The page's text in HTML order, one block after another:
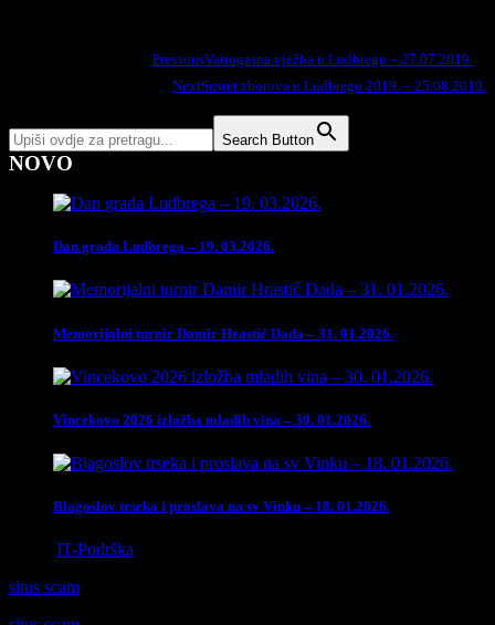
PreviousVatrogasna vježba u Ludbregu – 27.07.2019.
NextSusret zborova u Ludbregu 2019. – 25.08.2019.
Search Button
NOVO
Dan grada Ludbrega – 19. 03.2026.
Memorijalni turnir Damir Hrastić Dada – 31. 01.2026.
Vincekovo 2026 izložba mladih vina – 30. 01.2026.
Blagoslov trseka i proslava na sv Vinku – 18. 01.2026.
IT-Podrška
situs scam